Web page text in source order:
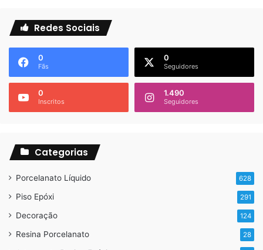
Redes Sociais
0
Fãs
0
Seguidores
0
Inscritos
1.490
Seguidores
Categorias
Porcelanato Líquido 628
Piso Epóxi 291
Decoração 124
Resina Porcelanato 28